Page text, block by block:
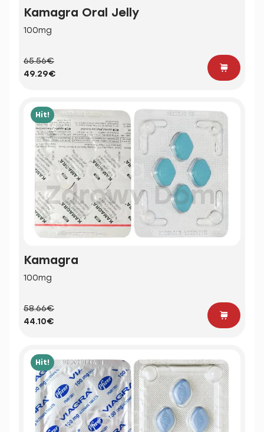
Kamagra Oral Jelly
100mg
65.56€
49.29€
Hit!
Kamagra
100mg
58.66€
44.10€
Hit!